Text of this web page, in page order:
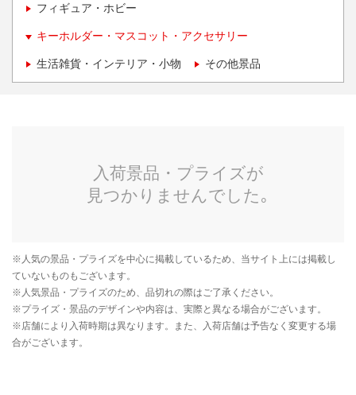
フィギュア・ホビー
キーホルダー・マスコット・アクセサリー
生活雑貨・インテリア・小物 その他景品